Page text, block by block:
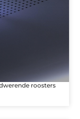
roosters